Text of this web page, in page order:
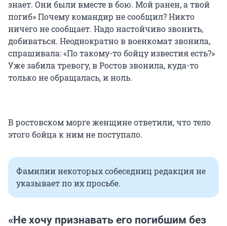
знает. Они были вместе в бою. Мой ранен, а твой
погиб» Почему командир не сообщил? Никто
ничего не сообщает. Надо настойчиво звонить,
добиваться. Неоднократно в военкомат звонила,
спрашивала: «По такому-то бойцу известия есть?»
Уже забила тревогу, в Ростов звонила, куда-то
только не обращалась, и ноль.
В ростовском морге женщине ответили, что тело
этого бойца к ним не поступало.
Фамилии некоторых собеседниц редакция не
указывает по их просьбе.
«Не хочу признавать его погибшим без